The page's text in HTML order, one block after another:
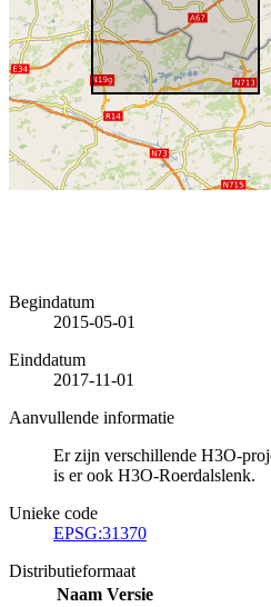
Begindatum
2015-05-01
Einddatum
2017-11-01
Aanvullende informatie
Er zijn verschillende H3O-
is er ook H3O-Roerdalslenk.
Unieke code
EPSG:31370
Distributieformaat
Naam Versie